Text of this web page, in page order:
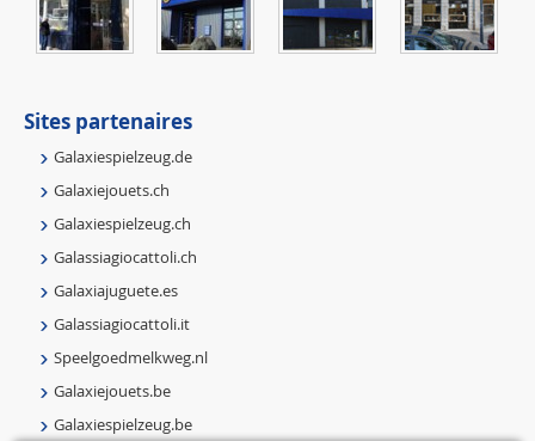
Sites partenaires
Galaxiespielzeug.de
Galaxiejouets.ch
Galaxiespielzeug.ch
Galassiagiocattoli.ch
Galaxiajuguete.es
Galassiagiocattoli.it
Speelgoedmelkweg.nl
Galaxiejouets.be
Galaxiespielzeug.be